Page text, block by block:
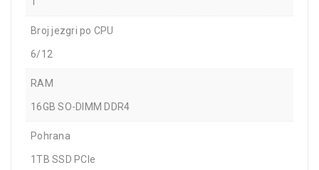
Broj jezgri po CPU
6/12
RAM
16GB SO-DIMM DDR4
Pohrana
1TB SSD PCIe